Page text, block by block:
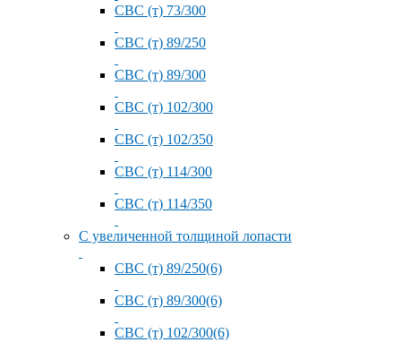
СВС (т) 73/300
СВС (т) 89/250
СВС (т) 89/300
СВС (т) 102/300
СВС (т) 102/350
СВС (т) 114/300
СВС (т) 114/350
С увеличенной толщиной лопасти
СВС (т) 89/250(6)
СВС (т) 89/300(6)
СВС (т) 102/300(6)